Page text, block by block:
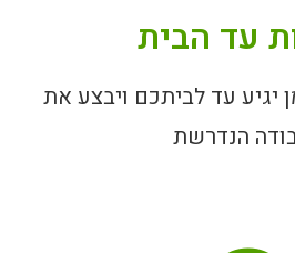
עד הבית
יגיע עד לביתכם ויבצע את
הנדרשת